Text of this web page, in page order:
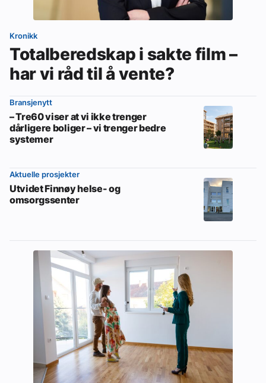
Kronikk
Totalberedskap i sakte film –
har vi råd til å vente?
Bransjenytt
– Tre60 viser at vi ikke trenger
dårligere boliger – vi trenger bedre
systemer
Aktuelle prosjekter
Utvidet Finnøy helse- og
omsorgssenter